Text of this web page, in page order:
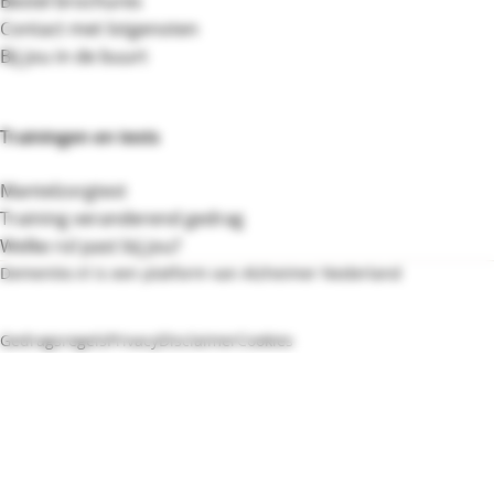
Contact met lotgenoten
Bij jou in de buurt
Trainingen en tests
Mantelzorgtest
Training veranderend gedrag
Welke rol past bij jou?
GedragsregelsPrivacyDisclaimer Cookies
Dementie.nl is een platform van Alzheimer Nederland